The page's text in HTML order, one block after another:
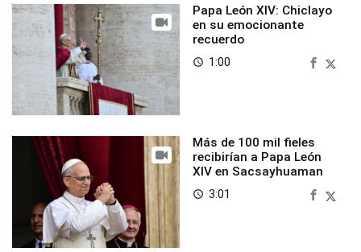
Papa León XIV: Chiclayo
en su emocionante
recuerdo
access_time 1:00
Más de 100 mil fieles
recibirían a Papa León
XIV en Sacsayhuaman
access_time 3:01